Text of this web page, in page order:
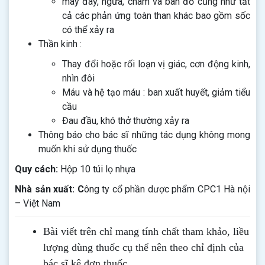
cả các phản ứng toàn than khác bao gồm sốc
có thể xảy ra
Thần kinh :
Thay đổi hoặc rối loạn vị giác, cơn động kinh,
nhìn đôi
Máu và hệ tạo máu : ban xuất huyết, giảm tiểu
cầu
Đau đầu, khó thở thường xảy ra
Thông báo cho bác sĩ những tác dụng không mong
muốn khi sử dụng thuốc
Quy cách: Hộp 10 túi lọ nhựa
Nhà sản xuất: Công ty cổ phần dược phẩm CPC1 Hà nội
– Việt Nam
Bài viết trên chỉ mang tính chất tham khảo, liều
lượng dùng thuốc cụ thể nên theo chỉ định của